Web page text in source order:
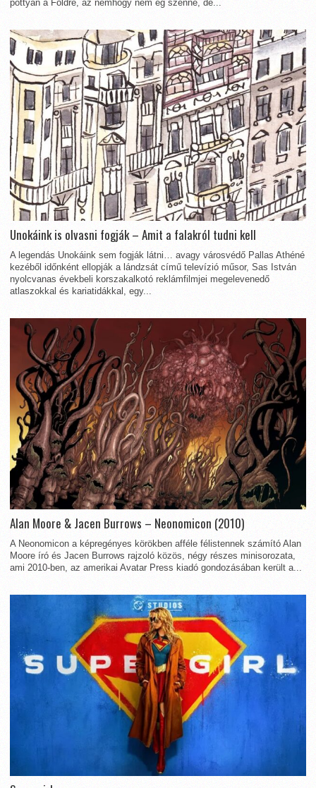
pottyan a Földre, az nemhogy nem ég szénné, de...
Unokáink is olvasni fogják – Amit a falakról tudni kell
A legendás Unokáink sem fogják látni… avagy városvédő Pallas Athéné
kezéből időnként ellopják a lándzsát című televízió műsor, Sas István
nyolcvanas évekbeli korszakalkotó reklámfilmjei megelevenedő
atlaszokkal és kariatidákkal, egy...
Alan Moore & Jacen Burrows – Neonomicon (2010)
A Neonomicon a képregényes körökben afféle félistennek számító Alan
Moore író és Jacen Burrows rajzoló közös, négy részes minisorozata,
ami 2010-ben, az amerikai Avatar Press kiadó gondozásában került a...